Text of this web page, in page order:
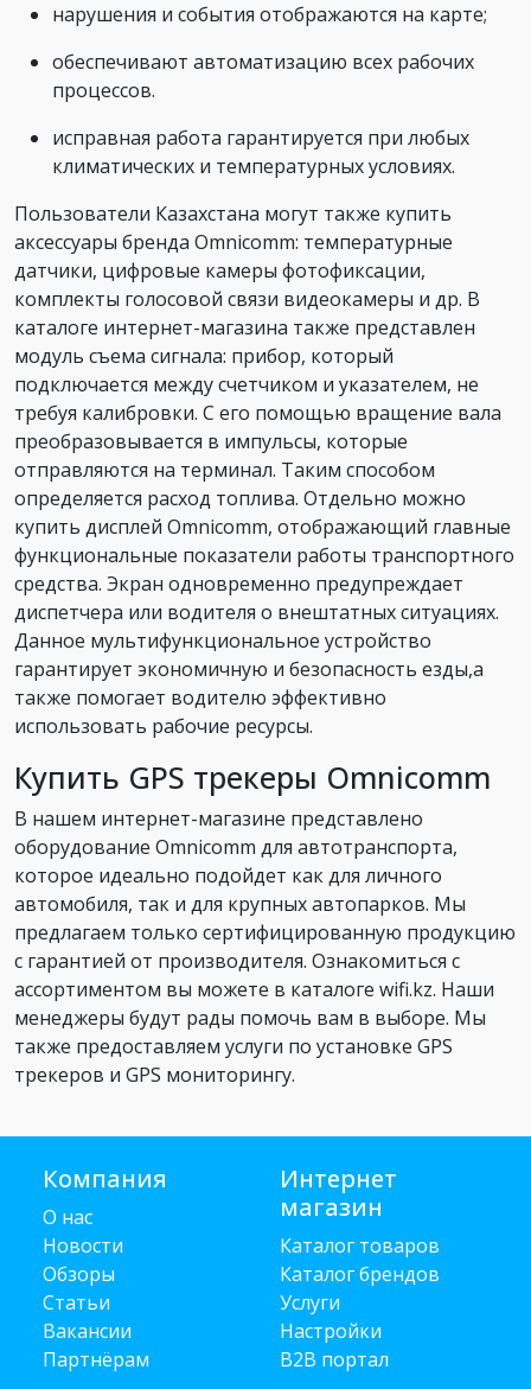
нарушения и события отображаются на карте;
обеспечивают автоматизацию всех рабочих
процессов.
исправная работа гарантируется при любых
климатических и температурных условиях.
Пользователи Казахстана могут также купить
аксессуары бренда Omnicomm: температурные
датчики, цифровые камеры фотофиксации,
комплекты голосовой связи видеокамеры и др. В
каталоге интернет-магазина также представлен
модуль съема сигнала: прибор, который
подключается между счетчиком и указателем, не
требуя калибровки. С его помощью вращение вала
преобразовывается в импульсы, которые
отправляются на терминал. Таким способом
определяется расход топлива. Отдельно можно
купить дисплей Omnicomm, отображающий главные
функциональные показатели работы транспортного
средства. Экран одновременно предупреждает
диспетчера или водителя о внештатных ситуациях.
Данное мультифункциональное устройство
гарантирует экономичную и безопасность езды,а
также помогает водителю эффективно
использовать рабочие ресурсы.
Купить GPS трекеры Omnicomm
В нашем интернет-магазине представлено
оборудование Omnicomm для автотранспорта,
которое идеально подойдет как для личного
автомобиля, так и для крупных автопарков. Мы
предлагаем только сертифицированную продукцию
с гарантией от производителя. Ознакомиться с
ассортиментом вы можете в каталоге wifi.kz. Наши
менеджеры будут рады помочь вам в выборе. Мы
также предоставляем услуги по установке GPS
трекеров и GPS мониторингу.
Компания
О нас
Новости
Обзоры
Статьи
Вакансии
Партнёрам
Интернет
магазин
Каталог товаров
Каталог брендов
Услуги
Настройки
B2B портал